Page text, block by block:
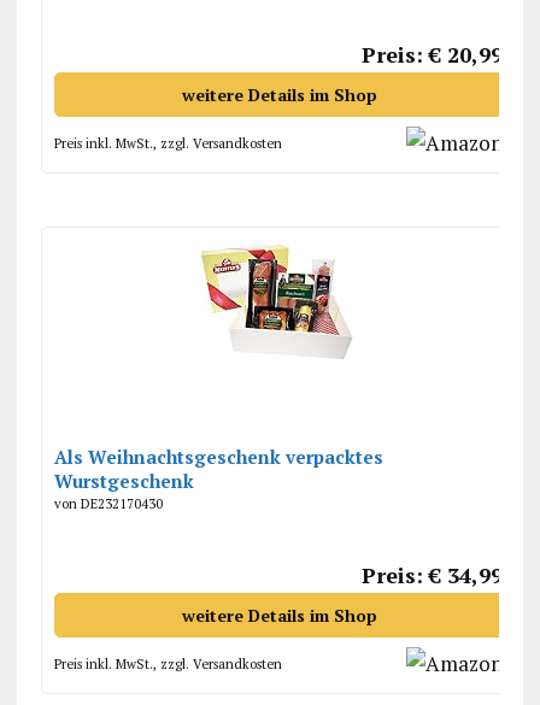
Preis: € 20,99
weitere Details im Shop
Preis inkl. MwSt., zzgl. Versandkosten
Als Weihnachtsgeschenk verpacktes
Wurstgeschenk
von DE232170430
Preis: € 34,99
weitere Details im Shop
Preis inkl. MwSt., zzgl. Versandkosten